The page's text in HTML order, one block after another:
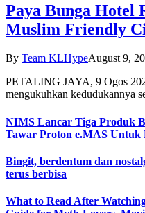
Paya Bunga Hotel
Muslim Friendly
By Team KLHypeAugust 9,
PETALING JAYA, 9 Ogos
mengukuhkan kedudukannya
NIMS Lancar Tiga Produk
Tawar Proton e.MAS Untuk
Bingit, berdentum dan
terus berbisa
What to Read After